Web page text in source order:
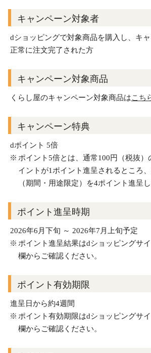
キャンペーン対象者
dショッピングで対象商品を購入し、キ
正常に注文完了された方
キャンペーン対象商品
くらし屋のキャンペーン対象商品はこち
キャンペーン特典
dポイント 5倍
ポイント5倍とは、通常100円（税抜）
イントが1ポイント進呈されるところ
（期間・用途限定）を4ポイント進呈し
ポイント進呈時期
2026年6月下旬 ～ 2026年7月上旬予定
ポイント進呈結果はdショッピングサ
欄からご確認ください。
ポイント有効期限
進呈日から約4週間
ポイント有効期限はdショッピングサ
欄からご確認ください。